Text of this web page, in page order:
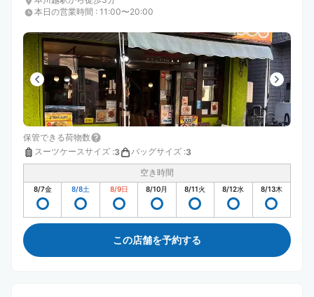
本日の営業時間 : 11:00〜20:00
保管できる荷物数
スーツケースサイズ :3 バッグサイズ :3
空き時間
8/7金 8/8土 8/9日 8/10月 8/11火 8/12水 8/13木
この店舗を予約する